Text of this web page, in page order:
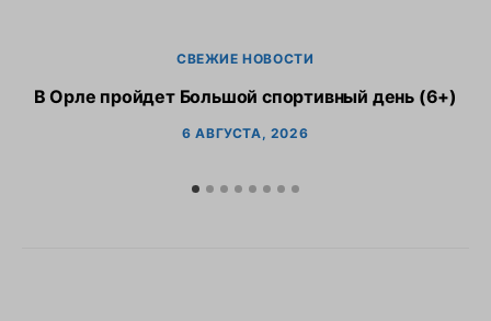
СВЕЖИЕ НОВОСТИ
В Орле пройдет Большой спортивный день (6+)
6 АВГУСТА, 2026